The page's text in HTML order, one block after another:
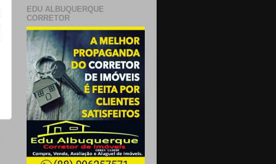
EDU ALBUQUERQUE
CORRETOR